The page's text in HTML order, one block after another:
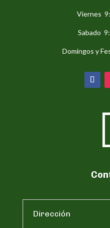
Viernes
Sabado
Domingos y
Dirección